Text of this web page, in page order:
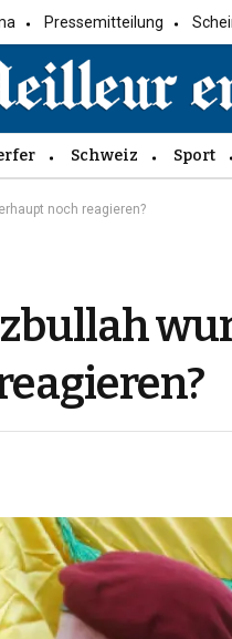
Pressemitteilung
Schweiz Sport
noch reagieren?